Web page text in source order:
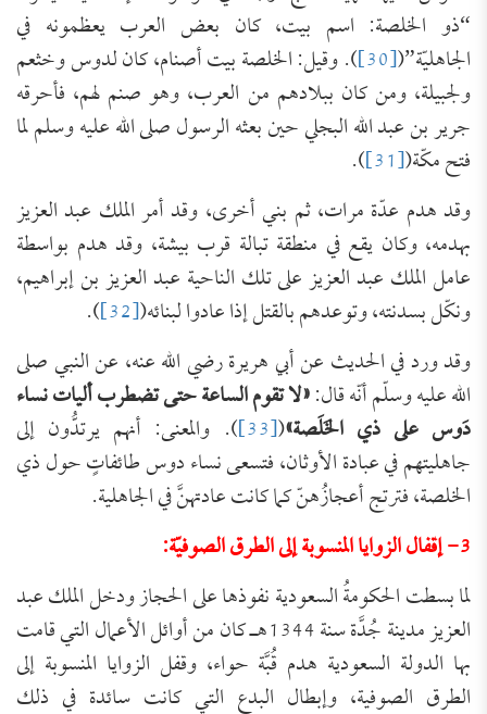
“ذو الخلصة: اسم بيت، كان بعض العرب يعظمونه في
الجاهليّة”([30] ). وقيل: الخلصة بيت أصنام، كان لدوس وخثعم
ولجبيلة، ومن كان ببلادهم من العرب، وهو صنم لهم، فأحرقه
جرير بن عبد الله البجلي حين بعثه الرسول صلى الله عليه وسلم لما
فتح مكّة([31]
).
وقد هدم عدّة مرات، ثم بني أخرى، وقد أمر الملك عبد العزيز
بهدمه، وكان يقع في منطقة تبالة قرب بيشة، وقد هدم بواسطة
عامل الملك عبد العزيز على تلك الناحية عبد العزيز بن إبراهيم،
ونكّل بسدنته، وتوعدهم بالقتل إذا عادوا لبنائه([32]
).
وقد ورد في الحديث عن أبي هريرة رضي الله عنه، عن النبي صلى
الله عليه وسلّم أنّه قال:«لا تقوم الساعة حتى تضطرب أليات نساء
دَوس على ذي الخَلَصة»
(
[33] ). والمعنى: أنهم يرتدُّون إلى
جاهليتهم في عبادة الأوثان، فتسعى نساء دوس طائفاتٍ حول ذي
الخلصة، فترتج أعجازُهنّ كما كانت عادتهنَّ في الجاهلية.
3- إقفال الزوايا المنسوبة إلى الطرق الصوفيّة:
لما بسطت الحكومةُ السعودية نفوذها على الحجاز ودخل الملك عبد
العزيز مدينة جُدَّة سنة 1344هـ كان من أوائل الأعمال التي قامت
بها الدولة السعودية هدم قُبَّة حواء، وقفل الزوايا المنسوبة إلى
الطرق الصوفية، وإبطال البدع التي كانت سائدة في ذلك